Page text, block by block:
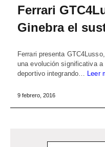
Ferrari
Ginebra el
Ferrari presenta
una evolución significativa
deportivo integrando… Leer
9 febrero, 2016